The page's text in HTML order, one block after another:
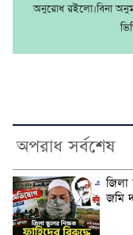
অনুরোধ রইলো।বিনা
অপরাধ সর্বশেষ
জিলা
জমি